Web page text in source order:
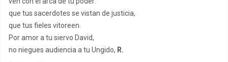
que tus sacerdotes se vistan de justicia,
que tus fieles vitoreen.
Por amor a tu siervo David,
no niegues audiencia a tu Ungido, R.